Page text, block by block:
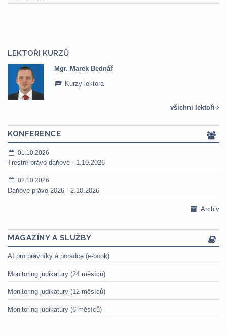
LEKTOŘI KURZŮ
Mgr. Marek Bednář
Kurzy lektora
všichni lektoři
KONFERENCE
01.10.2026
Trestní právo daňové - 1.10.2026
02.10.2026
Daňové právo 2026 - 2.10.2026
Archiv
MAGAZÍNY A SLUŽBY
AI pro právníky a poradce (e-book)
Monitoring judikatury (24 měsíců)
Monitoring judikatury (12 měsíců)
Monitoring judikatury (6 měsíců)